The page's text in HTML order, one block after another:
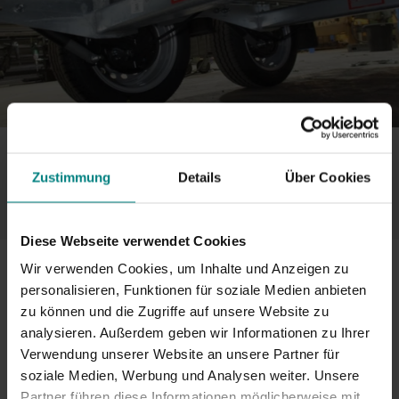
Zustimmung Details Über Cookies
Diese Webseite verwendet Cookies
Wir verwenden Cookies, um Inhalte und Anzeigen zu
personalisieren, Funktionen für soziale Medien anbieten
zu können und die Zugriffe auf unsere Website zu
analysieren. Außerdem geben wir Informationen zu Ihrer
Verwendung unserer Website an unsere Partner für
soziale Medien, Werbung und Analysen weiter. Unsere
Original KNOTT Stoßdämpfer / Stoßdämpfer (Nr.
990020) Kunststoff
3Bewertungen
SKU:2014002
Marke:Knott